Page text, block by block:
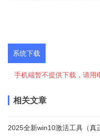
系统下载
手机端暂不提供下载，请用
相关文章
2025全新win10激活工具（真